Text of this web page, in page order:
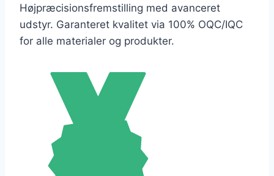
Højpræcisionsfremstilling med avanceret
udstyr. Garanteret kvalitet via 100% OQC/IQC
for alle materialer og produkter.